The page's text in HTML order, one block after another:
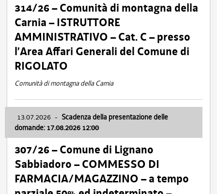
314/26 – Comunità di montagna della
Carnia – ISTRUTTORE
AMMINISTRATIVO – Cat. C – presso
l’Area Affari Generali del Comune di
RIGOLATO
Comunità di montagna della Carnia
13.07.2026 - Scadenza della presentazione delle
domande: 17.08.2026 12:00
307/26 – Comune di Lignano
Sabbiadoro – COMMESSO DI
FARMACIA/MAGAZZINO – a tempo